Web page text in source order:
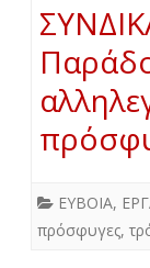
ΕΥΒΟΙΑ,
πρόσφυγες,